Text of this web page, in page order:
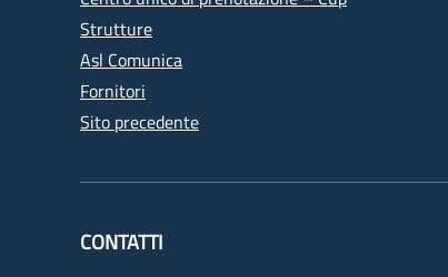
Strutture
Asl Comunica
Fornitori
Sito precedente
CONTATTI